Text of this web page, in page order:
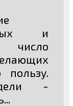
и
число
-